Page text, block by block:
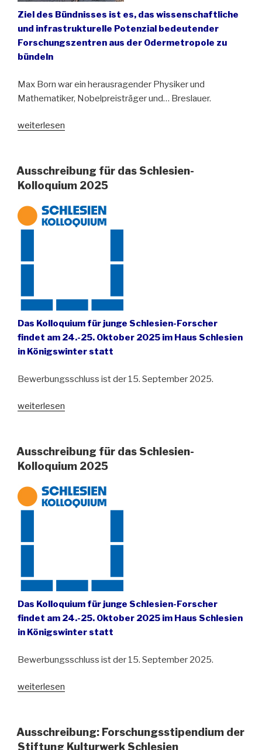
Ziel des Bündnisses ist es, das wissenschaftliche
und infrastrukturelle Potenzial bedeutender
Forschungszentren aus der Odermetropole zu
bündeln
Max Born war ein herausragender Physiker und
Mathematiker, Nobelpreisträger und… Breslauer.
„Max-
in
Breslau“
weiterlesen
Ausschreibung für das Schlesien-
Kolloquium 2025
Das Kolloquium für junge Schlesien-Forscher
findet am 24.-25. Oktober 2025 im Haus Schlesien
in Königswinter statt
Bewerbungsschluss ist der 15. September 2025.
„Ausschreibung
Schlesien-
Kolloquium
weiterlesen
Ausschreibung für das Schlesien-
Kolloquium 2025
Das Kolloquium für junge Schlesien-Forscher
findet am 24.-25. Oktober 2025 im Haus Schlesien
in Königswinter statt
Bewerbungsschluss ist der 15. September 2025.
„Ausschreibung
Schlesien-
Kolloquium
weiterlesen
Ausschreibung: Forschungsstipendium der
Stiftung Kulturwerk Schlesien